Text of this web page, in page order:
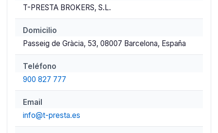
T-PRESTA BROKERS, S.L.
Domicilio
Passeig de Gràcia, 53, 08007 Barcelona, España
Teléfono
900 827 777
Email
info@t-presta.es